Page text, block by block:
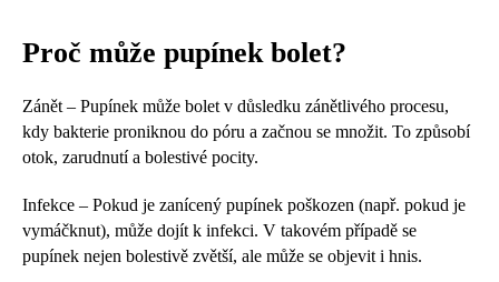
Proč může pupínek bolet?
Zánět – Pupínek může bolet v důsledku zánětlivého procesu,
kdy bakterie proniknou do póru a začnou se množit. To způsobí
otok, zarudnutí a bolestivé pocity.
Infekce – Pokud je zanícený pupínek poškozen (např. pokud je
vymáčknut), může dojít k infekci. V takovém případě se
pupínek nejen bolestivě zvětší, ale může se objevit i hnis.